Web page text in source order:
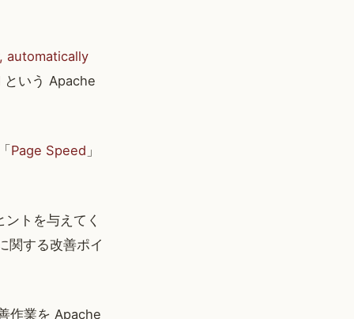
automatically
という Apache
Page Speed 」
トを与えてく
関する改善ポイ
作業を Apache